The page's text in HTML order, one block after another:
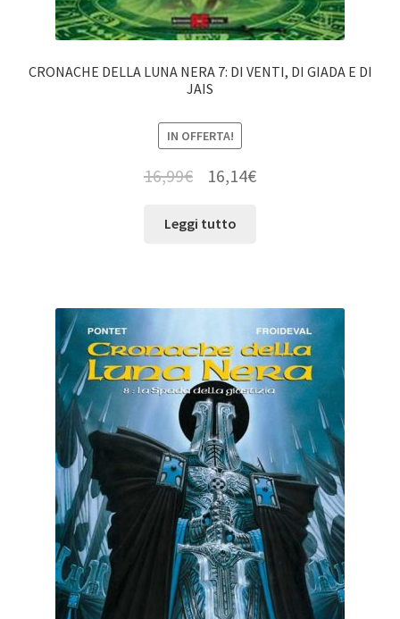
CRONACHE DELLA LUNA NERA 7: DI VENTI, DI GIADA E DI
JAIS
IN OFFERTA!
16,99€ 16,14€
Leggi tutto